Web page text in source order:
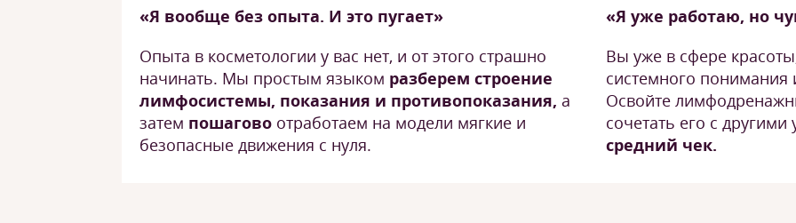
«Я вообще без опыта. И это пугает»
Опыта в косметологии у вас нет, и от этого страшно
начинать. Мы простым языком разберем строение
лимфосистемы, показания и противопоказания, а
затем пошагово отработаем на модели мягкие и
безопасные движения с нуля.
«Я уже работаю, но
Вы уже в сфере
системного понимания
Освойте
сочетать его с
средний чек.